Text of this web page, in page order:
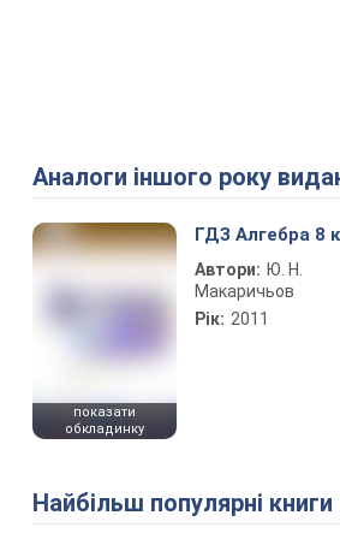
Аналоги іншого року
показати
обкладинку
ГДЗ Алгебра 8
Автори: Ю. Н.
Макаричьов
Рік: 2011
Найбільш популярні книги